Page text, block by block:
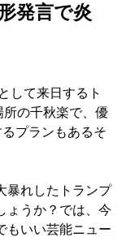
発言で炎
して来日するト
の千秋楽で、優
るプランもあるそ
暴れしたトランプ
ょうか？では、今
もいい芸能ニュー